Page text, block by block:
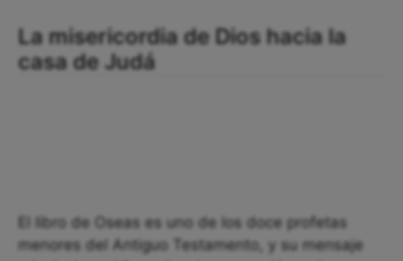
La misericordia de Dios hacia la
casa de Judá
El libro de Oseas es uno de los doce profetas
menores del Antiguo Testamento, y su mensaje